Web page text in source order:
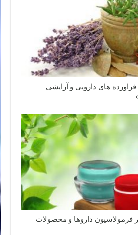
های دارویی و آرایشی
فرمولاسیون داروها و محصولات